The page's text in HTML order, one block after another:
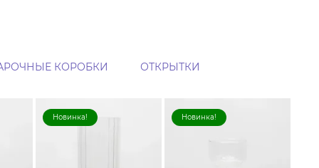
КОРОБКИ ОТКРЫТКИ
Новинка! Новинка!